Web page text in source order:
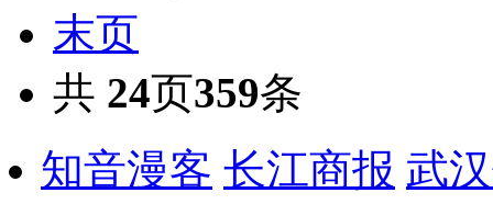
末页
共 24页359条
知音漫客 长江商报 武